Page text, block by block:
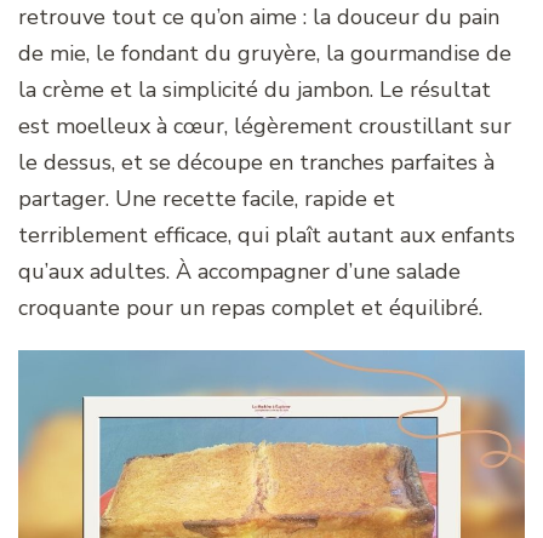
retrouve tout ce qu’on aime : la douceur du pain
de mie, le fondant du gruyère, la gourmandise de
la crème et la simplicité du jambon. Le résultat
est moelleux à cœur, légèrement croustillant sur
le dessus, et se découpe en tranches parfaites à
partager. Une recette facile, rapide et
terriblement efficace, qui plaît autant aux enfants
qu’aux adultes. À accompagner d’une salade
croquante pour un repas complet et équilibré.